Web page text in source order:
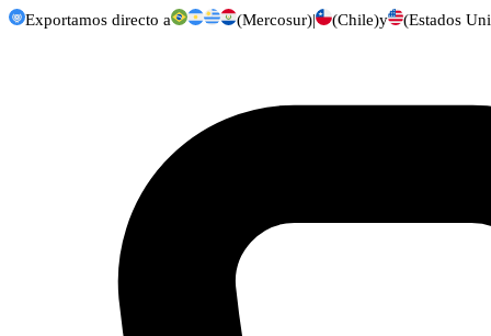
Exportamos directo a (Mercosur)| (Chile)y (Estados